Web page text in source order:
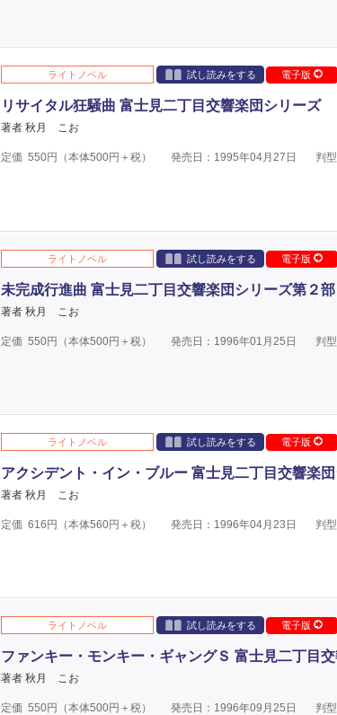
ライトノベル 試し読みをする 電子版
リサイタル狂騒曲 富士見二丁目交響楽団シリーズ
著者 秋月 こお
定価 550円（本体500円＋税） 発売日：1995年04月27日 判
ライトノベル 試し読みをする 電子版
未完成行進曲 富士見二丁目交響楽団シリーズ第２部
著者 秋月 こお
定価 550円（本体500円＋税） 発売日：1996年01月25日 判
ライトノベル 試し読みをする 電子版
アクシデント・イン・ブルー 富士見二丁目交響楽
著者 秋月 こお
定価 616円（本体560円＋税） 発売日：1996年04月23日 判
ライトノベル 試し読みをする 電子版
ファンキー・モンキー・ギャングＳ 富士見二丁目
著者 秋月 こお
定価 550円（本体500円＋税） 発売日：1996年09月25日 判